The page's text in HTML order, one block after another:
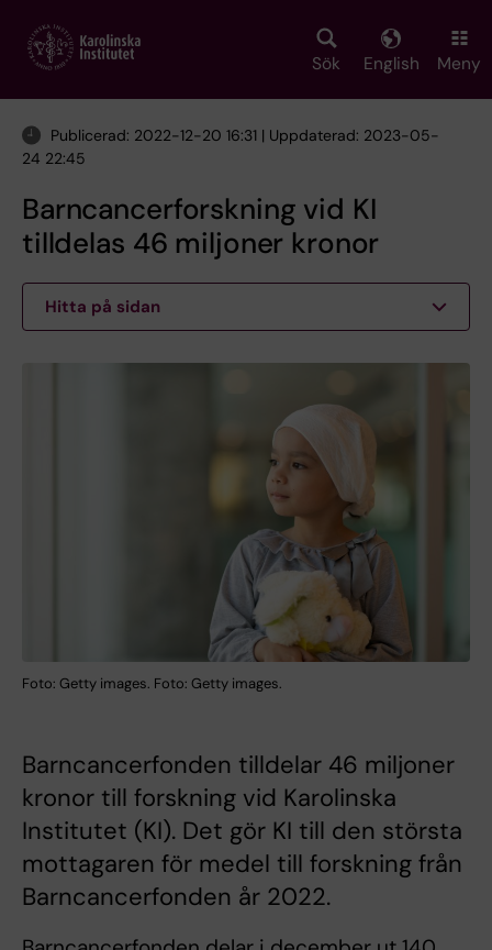
main
Sök English Meny
Publicerad: 2022-12-20 16:31 | Uppdaterad: 2023-05-
24 22:45
Barncancerforskning vid KI
tilldelas 46 miljoner kronor
Hitta på sidan
Foto: Getty images. Foto: Getty images.
Barncancerfonden tilldelar 46 miljoner
kronor till forskning vid Karolinska
Institutet (KI). Det gör KI till den största
mottagaren för medel till forskning från
Barncancerfonden år 2022.